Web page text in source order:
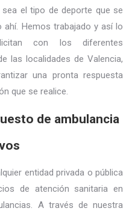
sea el tipo de deporte que se
Hemos trabajado y así lo
con los diferentes
las localidades de Valencia,
una pronta respuesta
que se realice.
de ambulancia
entidad privada o pública
de atención sanitaria en
A través de nuestra